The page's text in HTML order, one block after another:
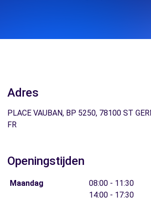
Adres
PLACE VAUBAN, BP 5250, 78100 ST
FR
Openingstijden
Maandag
08:00 - 11:30
14:00 - 17:30